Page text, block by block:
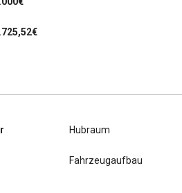
Hubraum
Fahrzeugaufbau